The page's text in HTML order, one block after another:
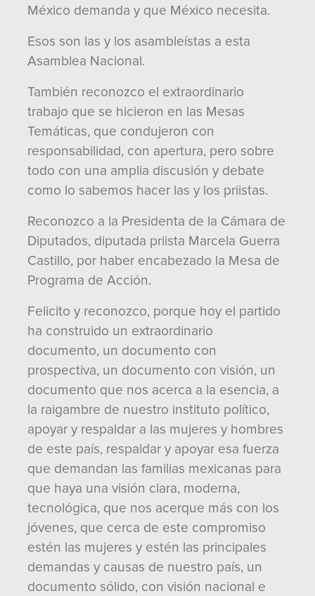
México demanda y que México necesita.
Esos son las y los asambleístas a esta
Asamblea Nacional.
También reconozco el extraordinario
trabajo que se hicieron en las Mesas
Temáticas, que condujeron con
responsabilidad, con apertura, pero sobre
todo con una amplia discusión y debate
como lo sabemos hacer las y los priistas.
Reconozco a la Presidenta de la Cámara de
Diputados, diputada priista Marcela Guerra
Castillo, por haber encabezado la Mesa de
Programa de Acción.
Felicito y reconozco, porque hoy el partido
ha construido un extraordinario
documento, un documento con
prospectiva, un documento con visión, un
documento que nos acerca a la esencia, a
la raigambre de nuestro instituto político,
apoyar y respaldar a las mujeres y hombres
de este país, respaldar y apoyar esa fuerza
que demandan las familias mexicanas para
que haya una visión clara, moderna,
tecnológica, que nos acerque más con los
jóvenes, que cerca de este compromiso
estén las mujeres y estén las principales
demandas y causas de nuestro país, un
documento sólido, con visión nacional e